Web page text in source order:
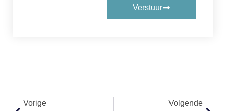
Verstuur
Vorige Volgende